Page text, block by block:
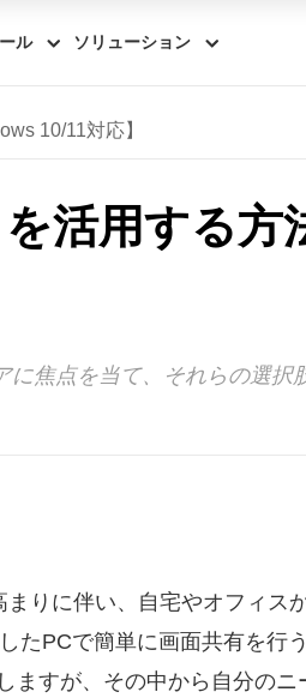
ル ソリューション
10/11対応】
活用する方
焦点を当て、それらの選択
りに伴い、自宅やオフィス
たPCで簡単に画面共有を行
ますが、その中から自分のニ